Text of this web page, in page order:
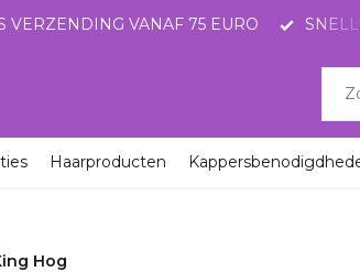
VERZENDING VANAF 75 EURO
Haarproducten
Hog